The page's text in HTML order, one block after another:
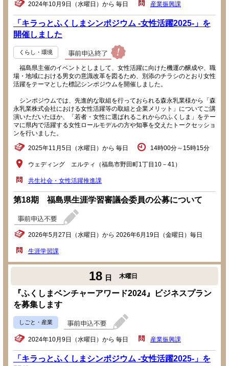
2024年10月9日（水曜日）から 毎日 産業振興課
「キラっとふくしまシンポジウム -女性活躍2025-」を
開催しました
くらし・環境
福島県主催のイベントとしまして、女性活躍に向けた機運の醸成や、職
場・地域における男女の意識改革を図るため、別添のチラシのとおり女性
活躍をテーマとした標記シンポジウムを開催しました。
シンポジウムでは、先進的な取組を行っておられる森永乳業様から「森
永乳業株式会社における女性活躍等の取組と企業メリット」についてご講
演いただいたほか、「若者・女性に選ばれるこれからのふくしま」をテー
マに県内で活躍する女性ロールモデルの方や知事を交えたトークセッショ
ンを行いました。
2025年11月5日（水曜日）から 毎日 14時00分～15時15分
ウェディング エルティ（福島市野田町1丁目10－41）
共生社会・女性活躍推進課
第18期 福島県生涯学習審議会委員の公募について
2026年5月27日（水曜日）から 2026年6月19日（金曜日）毎日
生涯学習課
18 日 木曜日
『ふくしまベンチャーアワード2024』ビジネスプラン
を募集します
しごと・産業
2024年10月9日（水曜日）から 毎日 産業振興課
「キラっとふくしまシンポジウム -女性活躍2025-」を